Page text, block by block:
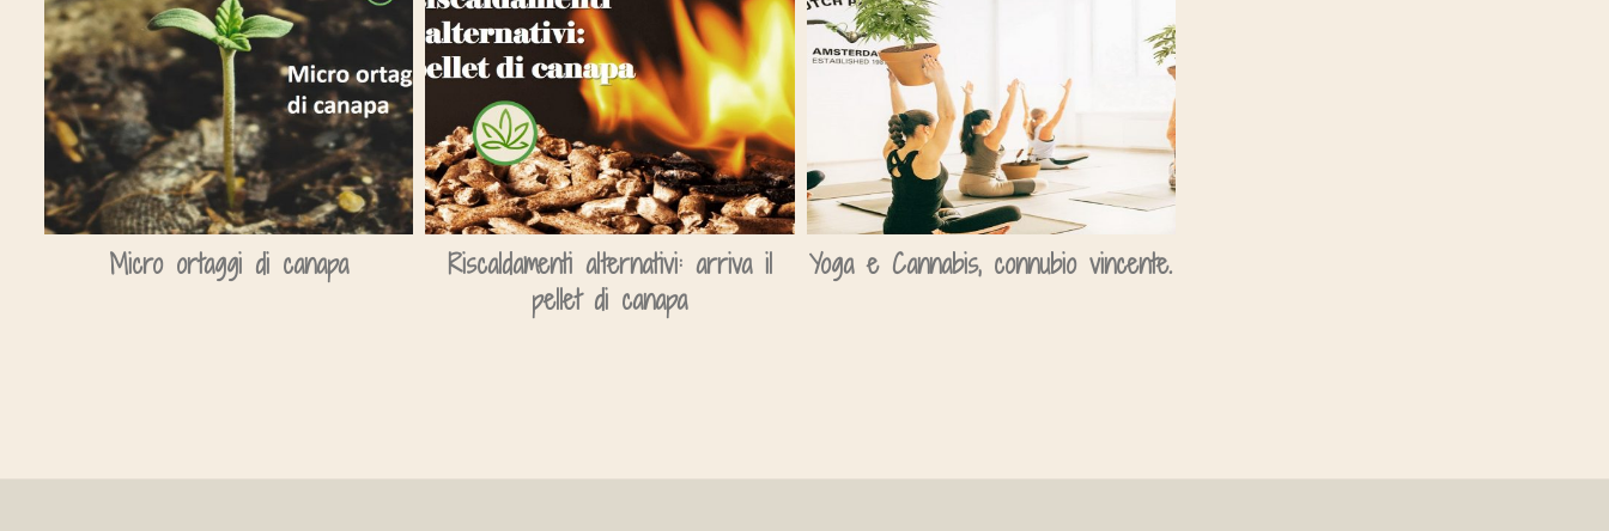
Micro ortaggi di canapa
Riscaldamenti alternativi: arriva il
pellet di canapa
Yoga e Cannabis, connubio vincente.